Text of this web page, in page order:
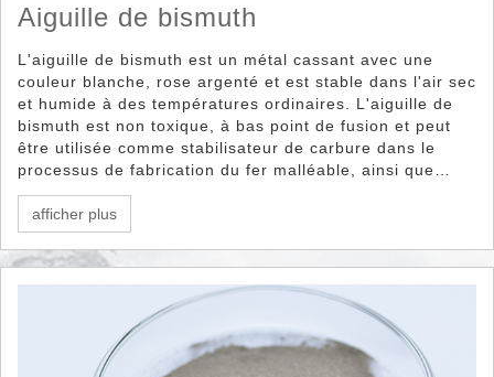
Aiguille de bismuth
L'aiguille de bismuth est un métal cassant avec une
couleur blanche, rose argenté et est stable dans l'air sec
et humide à des températures ordinaires. L'aiguille de
bismuth est non toxique, à bas point de fusion et peut
être utilisée comme stabilisateur de carbure dans le
processus de fabrication du fer malléable, ainsi que
ajoutée à de l'acier ou de l'aluminium à faible teneur en
carbone pour améliorer l'usinabilité.
afficher plus